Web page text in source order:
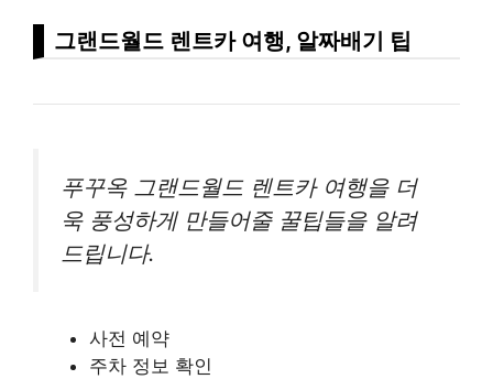
그랜드월드 렌트카 여행, 알짜배기 팁
푸꾸옥 그랜드월드 렌트카 여행을 더
욱 풍성하게 만들어줄 꿀팁들을 알려
드립니다.
사전 예약
주차 정보 확인